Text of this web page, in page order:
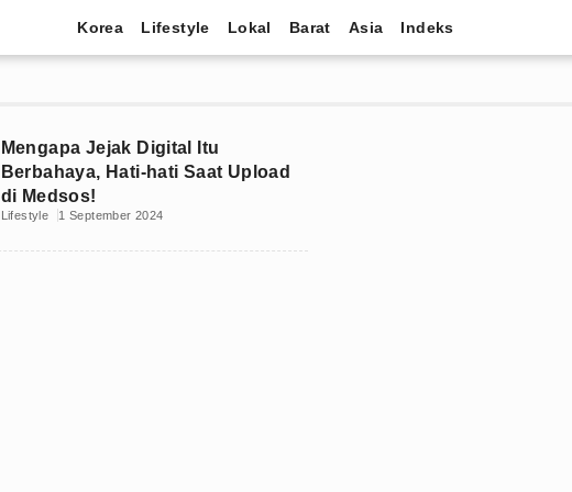
Korea Lifestyle Lokal Barat Asia Indeks
Mengapa Jejak Digital Itu
Berbahaya, Hati-hati Saat Upload
di Medsos!
Lifestyle 1 September 2024